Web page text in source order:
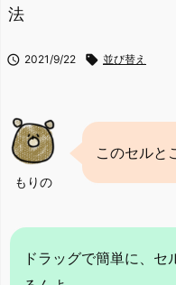
法
 2021/9/22  並び替え
もりの
このセルと
ドラッグで簡単に、セ